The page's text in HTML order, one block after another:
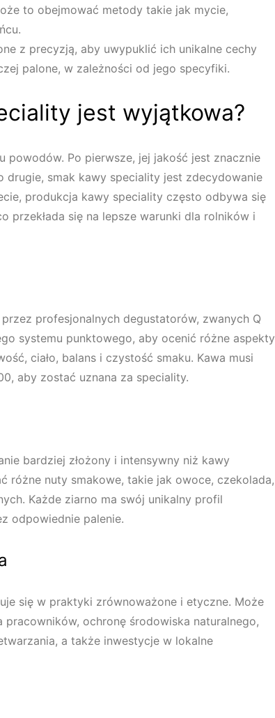
to obejmować metody takie jak mycie,
z precyzją, aby uwypuklić ich unikalne cechy
palone, w zależności od jego specyfiki.
jest wyjątkowa?
powodów. Po pierwsze, jej jakość jest znacznie
drugie, smak kawy speciality jest zdecydowanie
produkcja kawy speciality często odbywa się
przekłada się na lepsze warunki dla rolników i
profesjonalnych degustatorów, zwanych Q
systemu punktowego, aby ocenić różne aspekty
ciało, balans i czystość smaku. Kawa musi
aby zostać uznana za speciality.
bardziej złożony i intensywny niż kawy
różne nuty smakowe, takie jak owoce, czekolada,
Każde ziarno ma swój unikalny profil
odpowiednie palenie.
się w praktyki zrównoważone i etyczne. Może
ochronę środowiska naturalnego,
a także inwestycje w lokalne